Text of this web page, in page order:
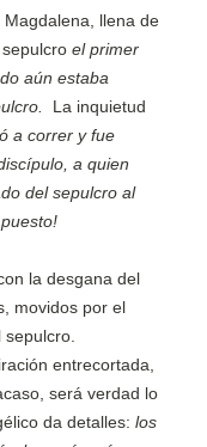
Magdalena, llena de
el primer
aún estaba
La inquietud
a correr y fue
a quien
del sepulcro al
la desgana del
movidos por el
entrecortada,
será verdad lo
da detalles: los